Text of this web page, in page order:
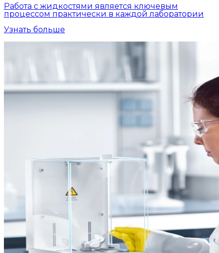
Работа с жидкостями является ключевым
процессом практически в каждой лаборатории
Узнать больше